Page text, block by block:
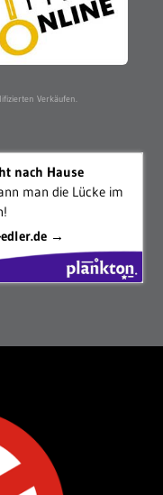
Verkäufen.
nach Hause
man die Lücke im
→